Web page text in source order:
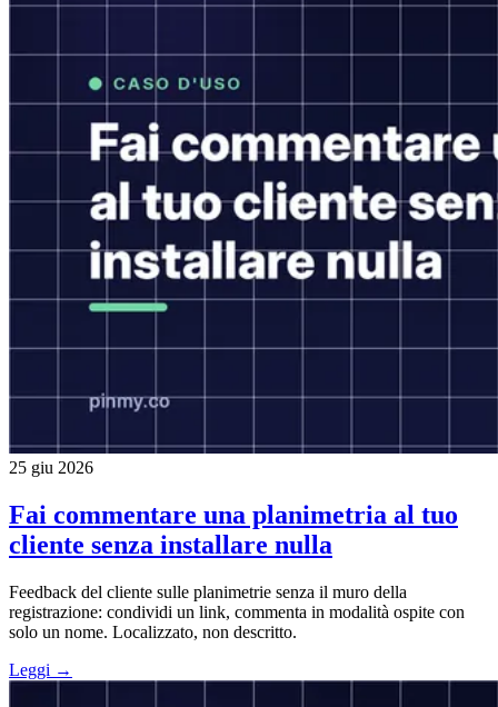
25 giu 2026
Fai commentare una planimetria al tuo
cliente senza installare nulla
Feedback del cliente sulle planimetrie senza il muro della
registrazione: condividi un link, commenta in modalità ospite con
solo un nome. Localizzato, non descritto.
Leggi →